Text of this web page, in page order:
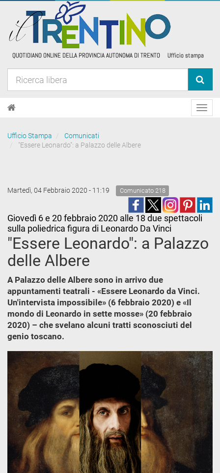
Ufficio Stampa
Comunicati
"Essere Leonardo": a Palazzo delle Albere
Martedì, 04 Febbraio 2020 - 11:19 Comunicato 218
Giovedì 6 e 20 febbraio 2020 alle 18 due spettacoli
sulla poliedrica figura di Leonardo Da Vinci
"Essere Leonardo": a Palazzo
delle Albere
A Palazzo delle Albere sono in arrivo due
appuntamenti teatrali - «Essere Leonardo da Vinci.
Un'intervista impossibile» (6 febbraio 2020) e «Il
mondo di Leonardo in sette mosse» (20 febbraio
2020) – che svelano alcuni tratti sconosciuti del
genio toscano.